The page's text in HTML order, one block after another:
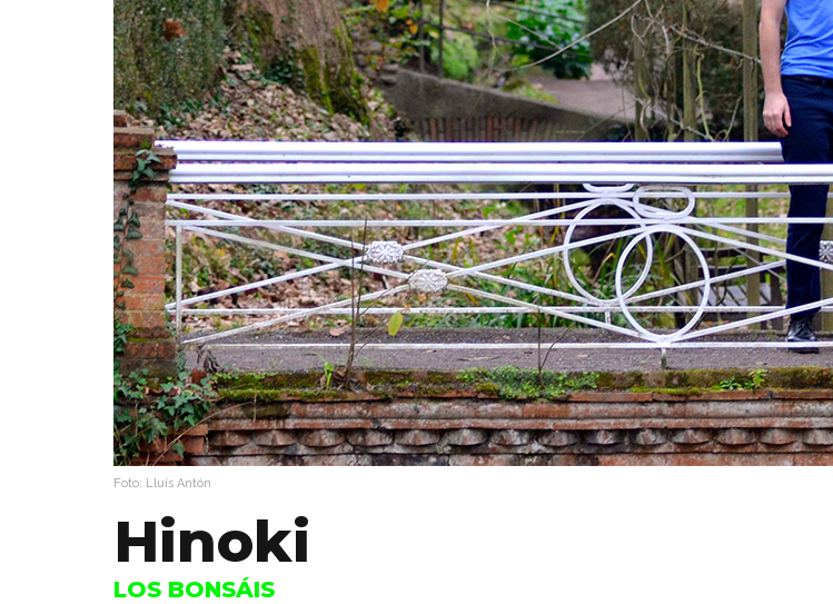
Foto: Lluís Antón
Hinoki
LOS BONSÁIS